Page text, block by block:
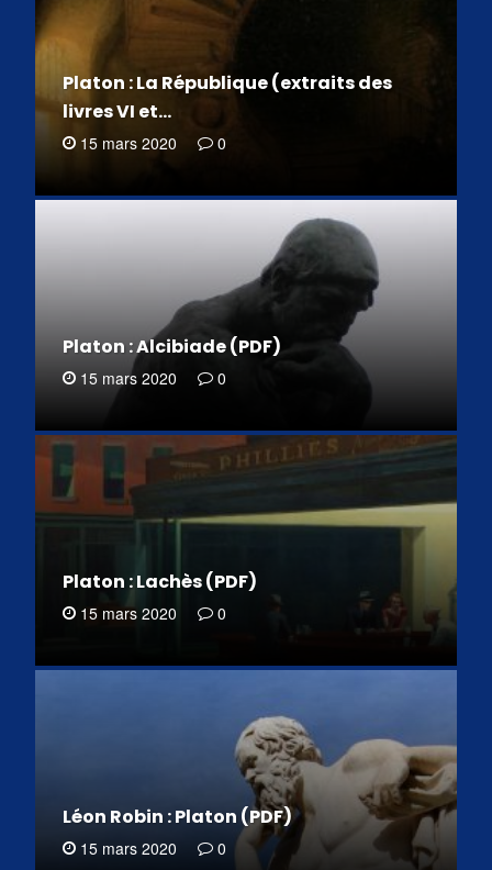
Platon : La République (extraits des
livres VI et…
15 mars 2020 0
Platon : Alcibiade (PDF)
15 mars 2020 0
Platon : Lachès (PDF)
15 mars 2020 0
Léon Robin : Platon (PDF)
15 mars 2020 0